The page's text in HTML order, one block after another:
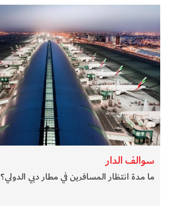
سوالف الدار
ما مدة انتظار المسافرين في مطار دبي الدولي؟